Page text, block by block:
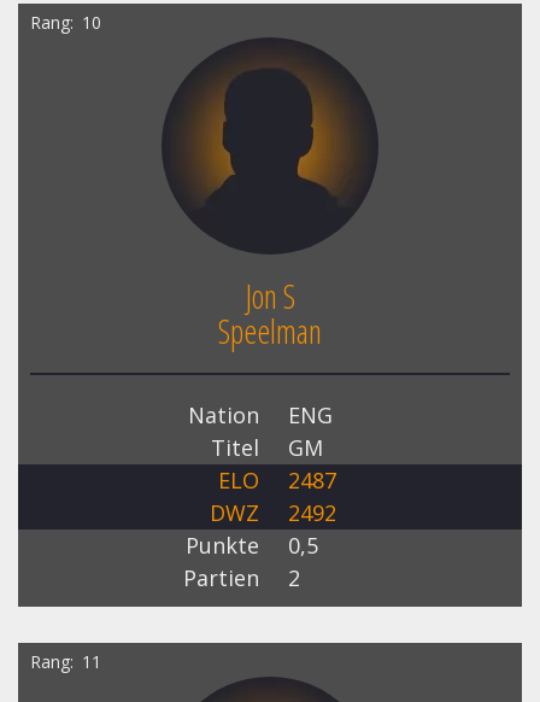
Rang 10
Jon S
Speelman
Nation
ENG
Titel
GM
ELO
2487
DWZ
2492
Punkte
0,5
Partien
2
Rang 11